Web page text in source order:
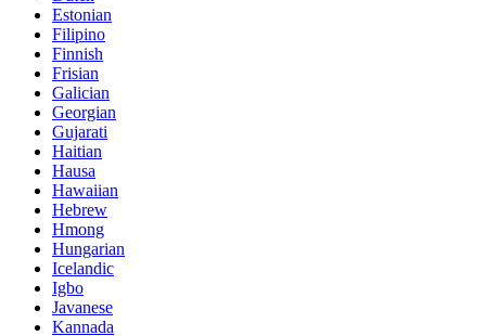
Estonian
Filipino
Finnish
Frisian
Galician
Georgian
Gujarati
Haitian
Hausa
Hawaiian
Hebrew
Hmong
Hungarian
Icelandic
Igbo
Javanese
Kannada